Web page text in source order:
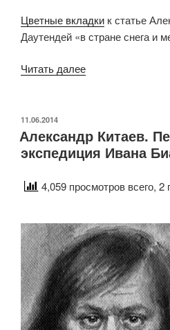
Цветные вкладки к статье
Даутендей «в стране снега и
Читать далее
«в
стране
и
ОПУБЛИКОВАНО
11.06.2014
Александр Китаев.
экспедиция Ивана
4,059 просмотров всего, 2